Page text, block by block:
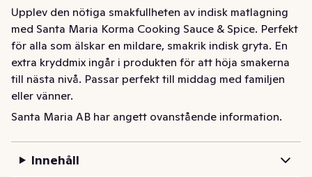
Upplev den nötiga smakfullheten av indisk matlagning
med Santa Maria Korma Cooking Sauce & Spice. Perfekt
för alla som älskar en mildare, smakrik indisk gryta. En
extra kryddmix ingår i produkten för att höja smakerna
till nästa nivå. Passar perfekt till middag med familjen
eller vänner.
- 4 portioner, lägg endast till kyckling
- Krämiug Korma Chicken gryta, redo på 20 minuter!
Santa Maria AB har angett ovanstående information.
Innehåll